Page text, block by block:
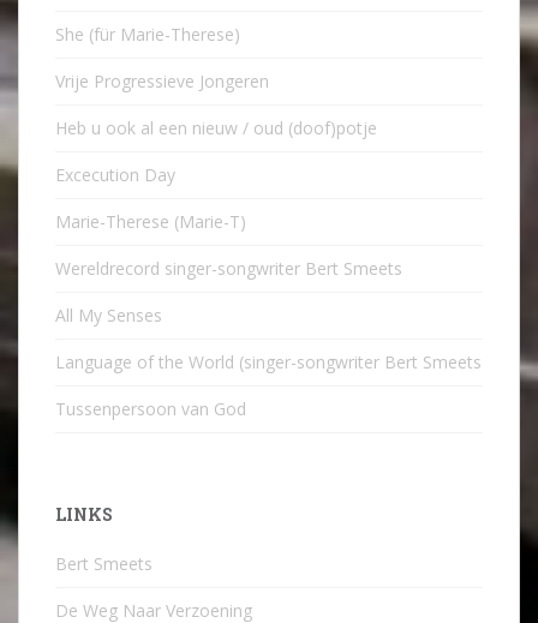
She (für Marie-Therese)
Vrije Progressieve Jongeren
Heb u ook al een nieuw / oud (doof)potje
Excecution Day
Marie-Therese (Marie-T)
Wereldrecord singer-songwriter Bert Smeets
All My Senses
Language of the World (singer-songwriter Bert Smeets
Tussenpersoon van God
LINKS
Bert Smeets
De Weg Naar Verzoening